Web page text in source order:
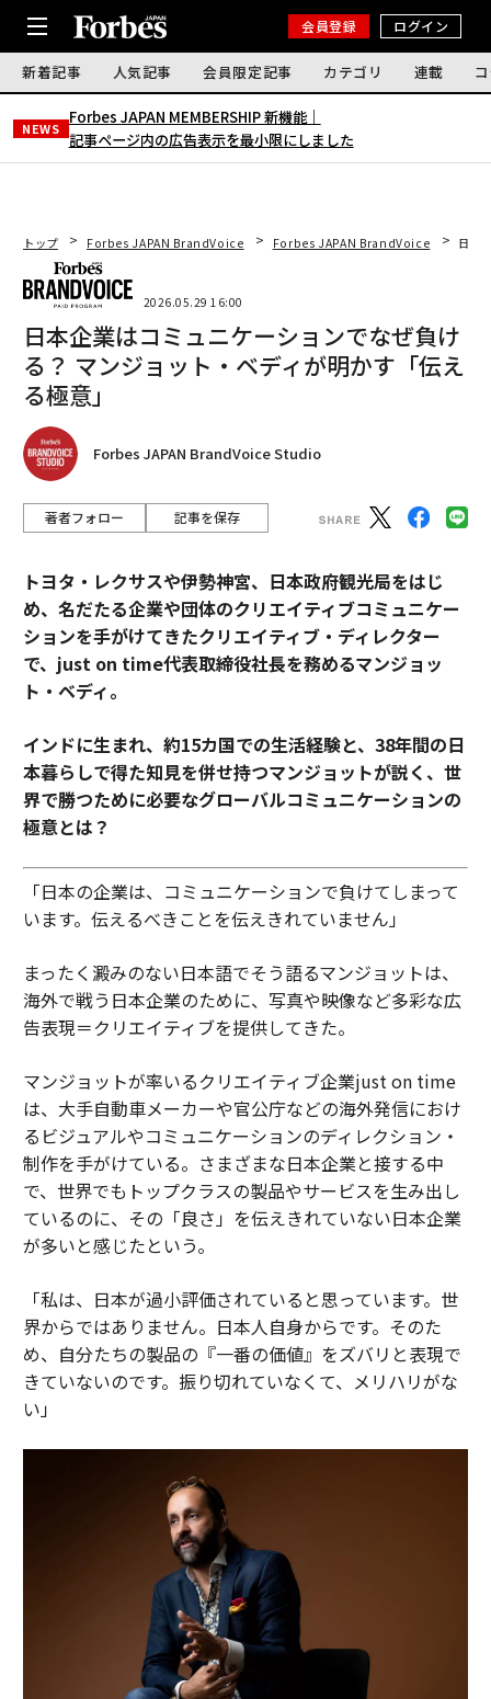
会員登録 ログイン
新着記事 人気記事 会員限定記事 カテゴリ 連載
NEWS
Forbes JAPAN MEMBERSHIP 新機能｜
記事ページ内の広告表示を最小限にしました
トップ Forbes JAPAN BrandVoice Forbes JAPAN BrandVoice 日本
2026.05.29 16:00
日本企業はコミュニケーションでなぜ負け
る？ マンジョット・ベディが明かす「伝え
る極意」
Forbes JAPAN BrandVoice Studio
著者フォロー 記事を保存
トヨタ・レクサスや伊勢神宮、日本政府観光局をはじ
め、名だたる企業や団体のクリエイティブコミュニケー
ションを手がけてきたクリエイティブ・ディレクター
で、just on time代表取締役社長を務めるマンジョッ
ト・ベディ。
インドに生まれ、約15カ国での生活経験と、38年間の日
本暮らしで得た知見を併せ持つマンジョットが説く、世
界で勝つために必要なグローバルコミュニケーションの
極意とは？
「日本の企業は、コミュニケーションで負けてしまって
います。伝えるべきことを伝えきれていません」
まったく澱みのない日本語でそう語るマンジョットは、
海外で戦う日本企業のために、写真や映像など多彩な広
告表現＝クリエイティブを提供してきた。
マンジョットが率いるクリエイティブ企業just on time
は、大手自動車メーカーや官公庁などの海外発信におけ
るビジュアルやコミュニケーションのディレクション・
制作を手がけている。さまざまな日本企業と接する中
で、世界でもトップクラスの製品やサービスを生み出し
ているのに、その「良さ」を伝えきれていない日本企業
が多いと感じたという。
「私は、日本が過小評価されていると思っています。世
界からではありません。日本人自身からです。そのた
め、自分たちの製品の『一番の価値』をズバリと表現で
きていないのです。振り切れていなくて、メリハリがな
い」